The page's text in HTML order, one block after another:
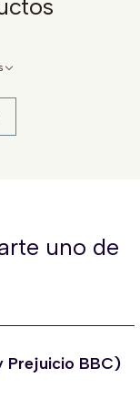
uno de
Prejuicio BBC)